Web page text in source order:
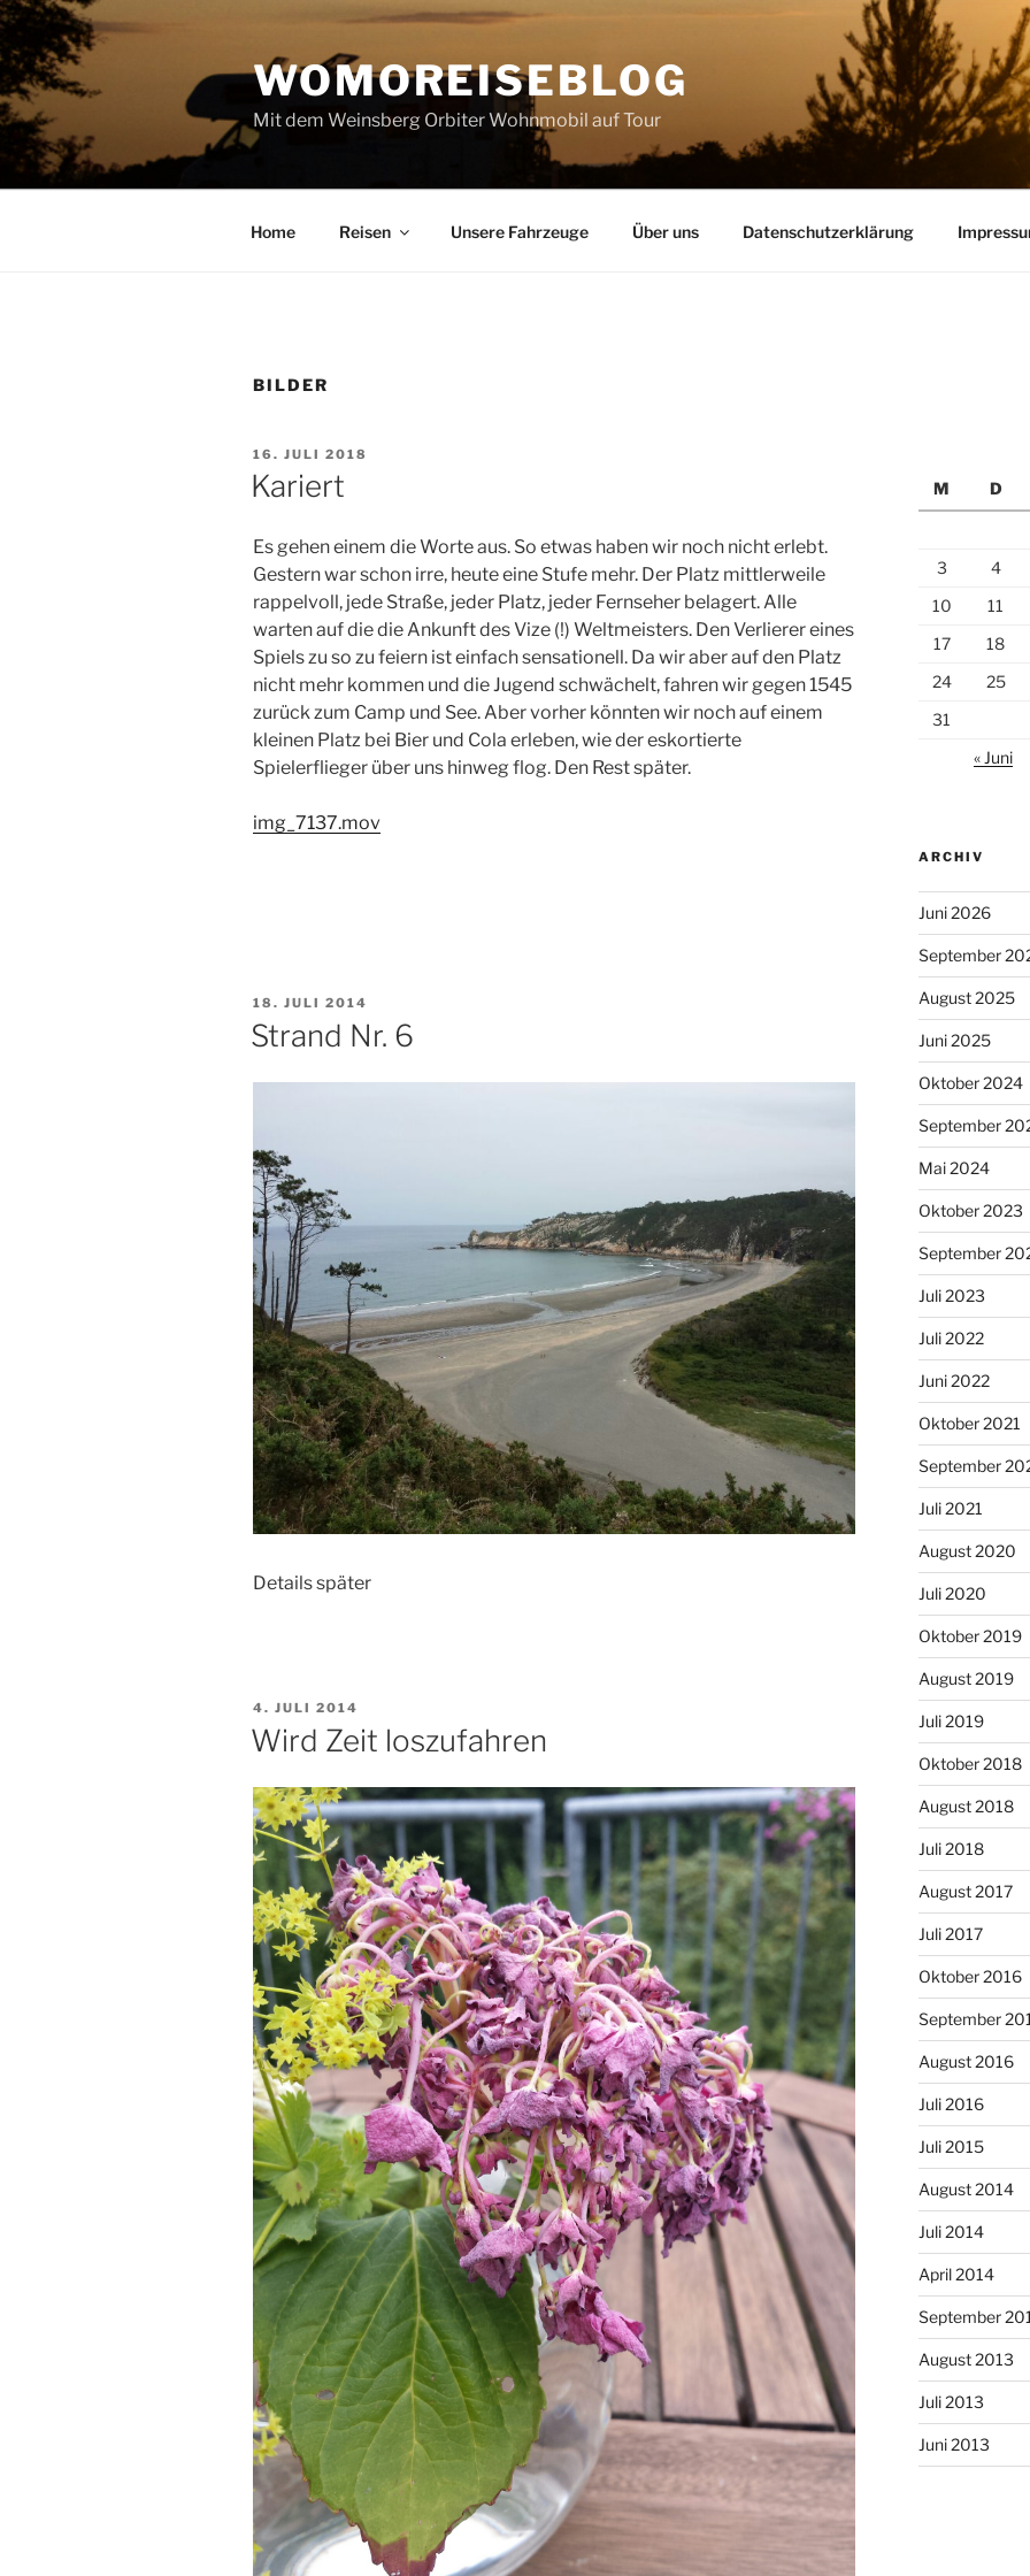
Zum
Inhalt
springen
WOMOREISEBLOG
Mit dem Weinsberg Orbiter Wohnmobil auf Tour
Home Reisen Unsere Fahrzeuge Über uns Datenschutzerklärung
BILDER
VERÖFFENTLICHT
AM
16. JULI 2018
Kariert
Es gehen einem die Worte aus. So etwas haben wir noch nicht erlebt.
Gestern war schon irre, heute eine Stufe mehr. Der Platz mittlerweile
rappelvoll, jede Straße, jeder Platz, jeder Fernseher belagert. Alle
warten auf die die Ankunft des Vize (!) Weltmeisters. Den Verlierer eines
Spiels zu so zu feiern ist einfach sensationell. Da wir aber auf den Platz
nicht mehr kommen und die Jugend schwächelt, fahren wir gegen 1545
zurück zum Camp und See. Aber vorher könnten wir noch auf einem
kleinen Platz bei Bier und Cola erleben, wie der eskortierte
Spielerflieger über uns hinweg flog. Den Rest später.
img_7137.mov
VERÖFFENTLICHT
18. JULI 2014
Strand Nr. 6
Details später
VERÖFFENTLICHT
AM
4. JULI 2014
Wird Zeit loszufahren
M D
3
4
10
11
17
18
24
25
31
« Juni
ARCHIV
Juni 2026
September
August 2025
Juni 2025
Oktober 2024
September
Mai 2024
Oktober 2023
September
Juli 2023
Juli 2022
Juni 2022
Oktober 2021
September
Juli 2021
August 2020
Juli 2020
Oktober 2019
August 2019
Juli 2019
Oktober 2018
August 2018
Juli 2018
August 2017
Juli 2017
Oktober 2016
September
August 2016
Juli 2016
Juli 2015
August 2014
Juli 2014
April 2014
September
August 2013
Juli 2013
Juni 2013